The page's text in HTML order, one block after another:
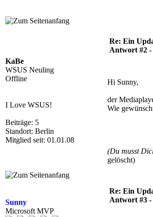
KaBe
WSUS Neuling
Offline
I Love WSUS!
Beiträge: 5
Standort: Berlin
Mitglied seit: 01.01.08
Re: Ein
Antwort #2 -
Hi Sunny,
der
Wie
(Du musst
gelöscht)
Sunny
Microsoft MVP
Re: Ein
Antwort #3 -